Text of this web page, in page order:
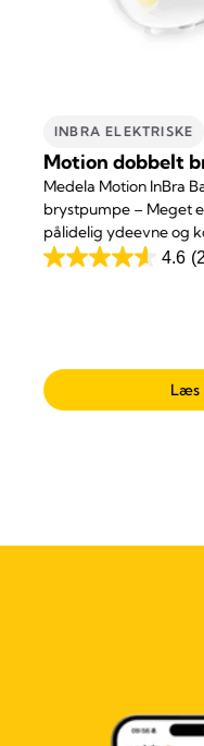
INBRA ELEKTRISKE
Motion dobbelt
Medela Motion InBra
brystpumpe – Meget
pålidelig ydeevne og
håndtere og diskret. Til
4.6
4.6
stjerner.
221
Læs